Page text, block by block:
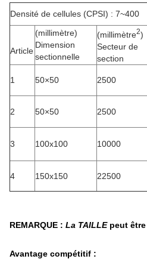
Densité de cellules (CPSI) : 7~400
Article
(millimètre)
Dimension
sectionnelle
(millimètre2)
Secteur de
section
1 50×50 2500
2 50×50 2500
3 100x100 10000
4 150x150 22500
REMARQUE : La TAILLEpeut être
Avantage compétitif :